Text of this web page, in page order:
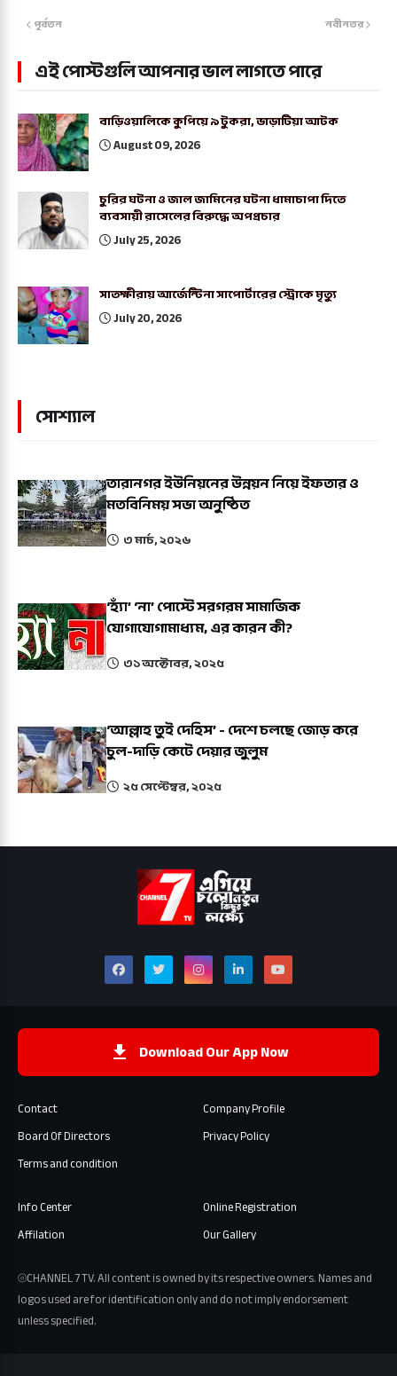
নবীনতর
পূর্বতন
এই পোস্টগুলি আপনার ভাল লাগতে পারে
বাড়িওয়ালিকে কুপিয়ে ৯ টুকরা, ভাড়াটিয়া আটক
August 09, 2026
চুরির ঘটনা ও জাল জামিনের ঘটনা ধামাচাপা দিতে
ব্যবসায়ী রাসেলের বিরুদ্ধে অপপ্রচার
July 25, 2026
সাতক্ষীরায় আর্জেন্টিনা সাপোর্টারের স্ট্রোকে মৃত্যু
July 20, 2026
সোশ্যাল
তারানগর ইউনিয়নের উন্নয়ন নিয়ে ইফতার ও
মতবিনিময় সভা অনুষ্ঠিত
৩ মার্চ, ২০২৬
‘হ্যাঁ’ ‘না’ পোস্টে সরগরম সামাজিক
যোগাযোগামাধ্যম, এর কারন কী?
৩১ অক্টোবর, ২০২৫
‘আল্লাহ তুই দেহিস’ - দেশে চলছে জোড় করে
চুল-দাড়ি কেটে দেয়ার জুলুম
২৫ সেপ্টেম্বর, ২০২৫
Download Our App Now
Contact
Company Profile
Board Of Directors
Privacy Policy
Terms and condition
Info Center
Online Registration
Affilation
Our Gallery
⦾CHANNEL 7 TV. All content is owned by its respective owners. Names and
logos used are for identification only and do not imply endorsement
unless specified.